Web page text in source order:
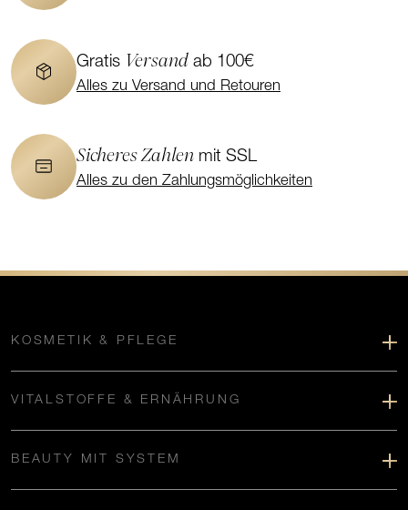
Gratis Versand ab 100€
Alles zu Versand und Retouren
Sicheres Zahlen mit SSL
Alles zu den Zahlungsmöglichkeiten
KOSMETIK & PFLEGE
VITALSTOFFE & ERNÄHRUNG
BEAUTY MIT SYSTEM